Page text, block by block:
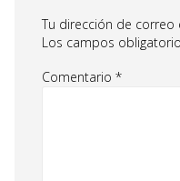
Tu dirección de
Los campos
Comentario *